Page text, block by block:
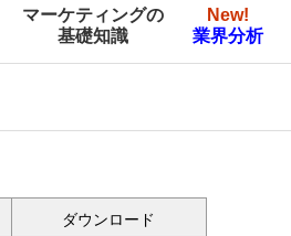
マーケティングの
基礎知識
New!
業界分析
ダウンロード